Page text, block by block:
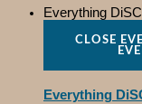
Everything
CLOSE
Everything